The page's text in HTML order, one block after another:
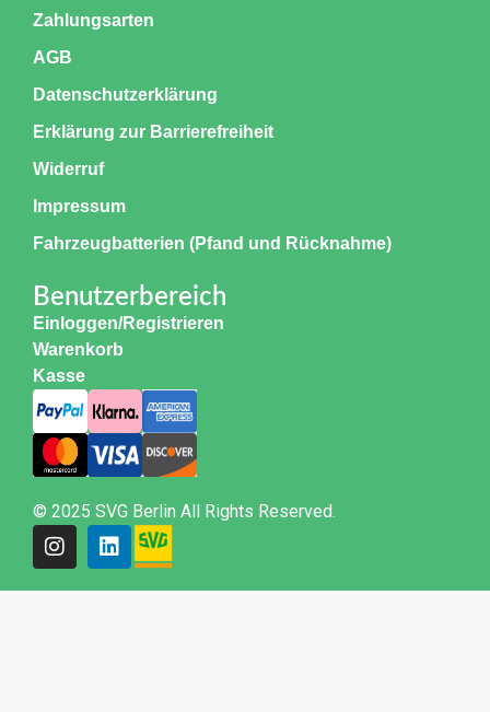
Zahlungsarten
AGB
Datenschutzerklärung
Erklärung zur Barrierefreiheit
Widerruf
Impressum
Fahrzeugbatterien (Pfand und Rücknahme)
Benutzerbereich
Einloggen/Registrieren
Warenkorb
Kasse
© 2025 SVG Berlin All Rights Reserved.